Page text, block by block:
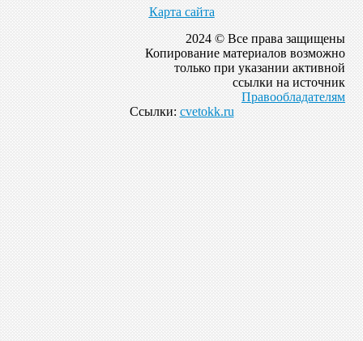
Карта сайта
2024 © Все права защищены
Копирование материалов возможно
только при указании активной
ссылки на источник
Правообладателям
Ссылки: cvetokk.ru